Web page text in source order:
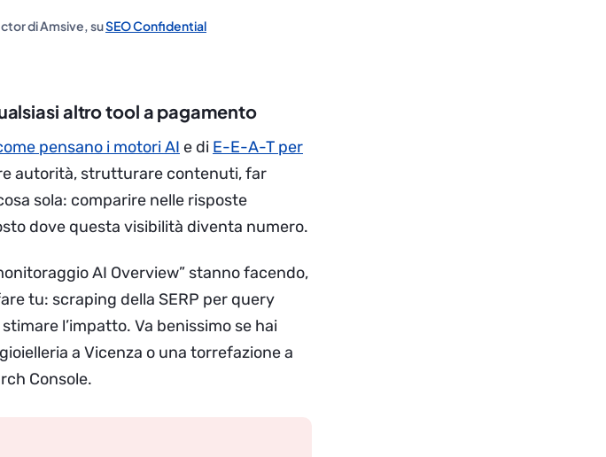
di Amsive, suSEO Confidential
altro tool a pagamento
pensano i motori AI e di E-E-A-T per
autorità, strutturare contenuti, far
sola: comparire nelle risposte
dove questa visibilità diventa numero.
AI Overview” stanno facendo,
tu: scraping della SERP per query
l’impatto. Va benissimo se hai
a Vicenza o una torrefazione a
Console.